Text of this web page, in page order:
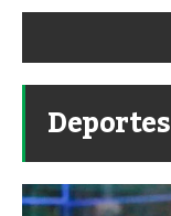
Deportes